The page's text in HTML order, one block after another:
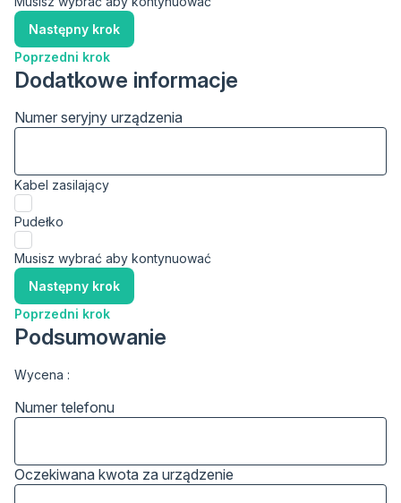
Następny krok
Poprzedni krok
Dodatkowe informacje
Numer seryjny urządzenia
Kabel zasilający
Pudełko
Musisz wybrać aby kontynuować
Następny krok
Poprzedni krok
Podsumowanie
Wycena :
Numer telefonu
Oczekiwana kwota za urządzenie